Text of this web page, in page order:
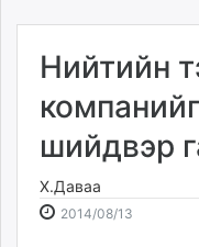
Бизнес ААН
Төрийн
dorgio.mn
Gogo.mn
caak.mn
Нийтийн
шийдвэр
Х.Даваа
2014/08/13